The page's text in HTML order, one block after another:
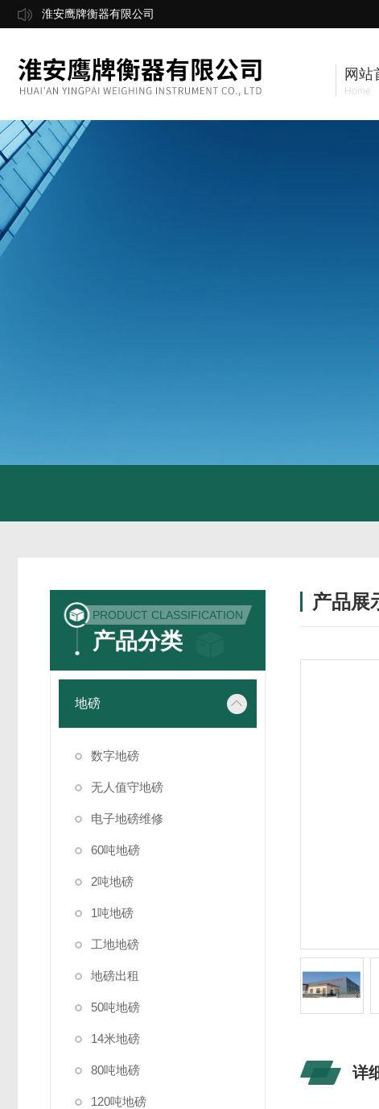
淮安鹰牌衡器有限公司
网站
Home
PRODUCT CLASSIFICATION
产品分类
地磅
数字地磅
无人值守地磅
电子地磅维修
60吨地磅
2吨地磅
1吨地磅
工地地磅
地磅出租
50吨地磅
14米地磅
80吨地磅
120吨地磅
产品展
详